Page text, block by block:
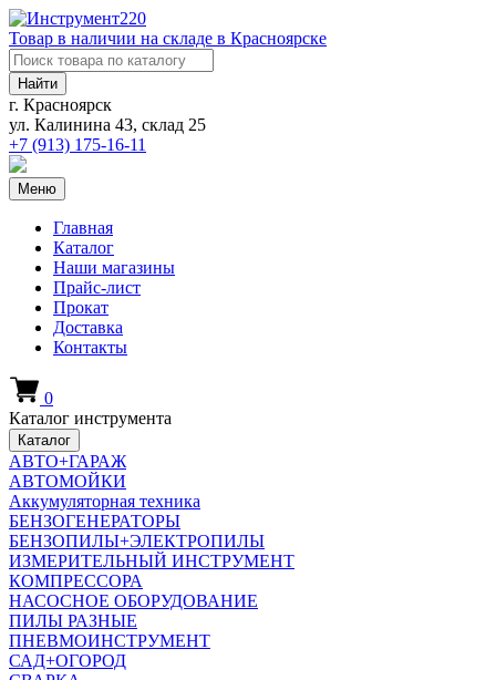
Товар в наличии на складе в Красноярске
Найти
г. Красноярск
ул. Калинина 43, склад 25
+7 (913) 175-16-11
Меню
Главная
Каталог
Наши магазины
Прайс-лист
Прокат
Доставка
Контакты
0
Каталог инструмента
Каталог
АВТО+ГАРАЖ
АВТОМОЙКИ
Аккумуляторная техника
БЕНЗОГЕНЕРАТОРЫ
БЕНЗОПИЛЫ+ЭЛЕКТРОПИЛЫ
ИЗМЕРИТЕЛЬНЫЙ ИНСТРУМЕНТ
КОМПРЕССОРА
НАСОСНОЕ ОБОРУДОВАНИЕ
ПИЛЫ РАЗНЫЕ
ПНЕВМОИНСТРУМЕНТ
САД+ОГОРОД